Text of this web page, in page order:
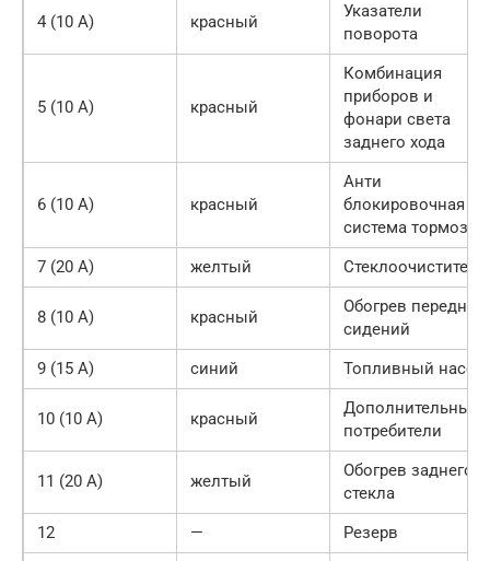
4 (10 А) красный
Указатели
поворота
5 (10 А) красный
Комбинация
приборов и
фонари света
заднего хода
6 (10 А) красный
Анти
блокировочная
система тормозов
7 (20 А)
желтый Стеклоочистители
8 (10 А) красный
Обогрев передних
сидений
9 (15 А)
синий Топливный насос
10 (10 А) красный
Дополнительные
потребители
11 (20 А) желтый
Обогрев заднего
стекла
12
—
Резерв